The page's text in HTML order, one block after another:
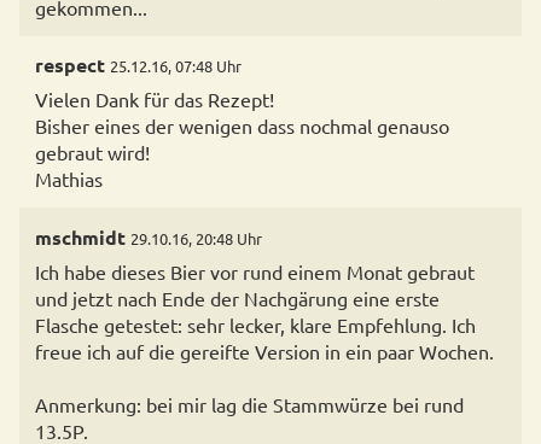
gekommen...
respect 25.12.16, 07:48 Uhr
Vielen Dank für das Rezept!
Bisher eines der wenigen dass nochmal genauso
gebraut wird!
Mathias
mschmidt 29.10.16, 20:48 Uhr
Ich habe dieses Bier vor rund einem Monat gebraut
und jetzt nach Ende der Nachgärung eine erste
Flasche getestet: sehr lecker, klare Empfehlung. Ich
freue ich auf die gereifte Version in ein paar Wochen.
Anmerkung: bei mir lag die Stammwürze bei rund
13.5P.